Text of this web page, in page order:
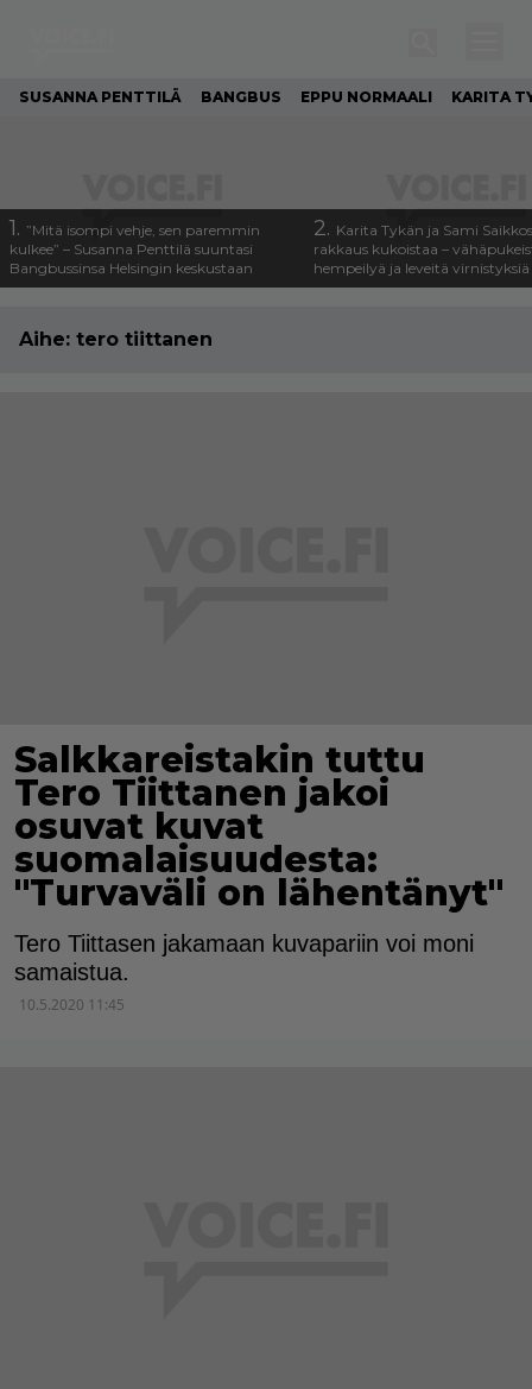
SUSANNA PENTTILÄ BANGBUS EPPU NORMAALI KARITA
1. ”Mitä isompi vehje, sen paremmin
kulkee” – Susanna Penttilä suuntasi
Bangbussinsa Helsingin keskustaan
2. Karita Tykän ja Sami
rakkaus kukoistaa –
hempeilyä ja leveitä
Aihe: tero tiittanen
Salkkareistakin tuttu
Tero Tiittanen jakoi
osuvat kuvat
suomalaisuudesta:
"Turvaväli on lähentänyt"
Tero Tiittasen jakamaan kuvapariin voi moni
samaistua.
10.5.2020 11:45